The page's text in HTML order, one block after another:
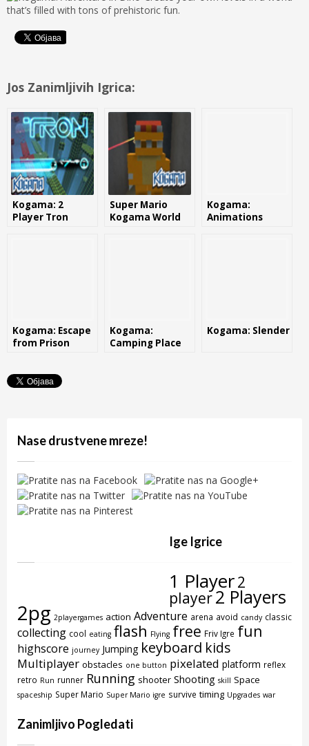
that’s filled with tons of prehistoric fun.
Jos Zanimljivih Igrica:
Kogama: 2
Player Tron
Super Mario
Kogama World
Kogama:
Animations
Kogama: Escape
from Prison
Kogama:
Camping Place
Kogama: Slender
Nase drustvene mreze!
Ige Igrice
1 Player2
player2 Players
2pg 2playergames action Adventure arena avoid candy classic
collecting cool eating flash Flying free Friv Igre fun
highscore journey Jumping keyboard kids
Multiplayer obstacles one button pixelated platform reflex
retro Run runner Running shooter Shooting skill Space
spaceship Super Mario Super Mario igre survive timing Upgrades war
Zanimljivo Pogledati